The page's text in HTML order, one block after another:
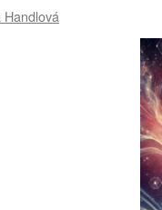
Handlová